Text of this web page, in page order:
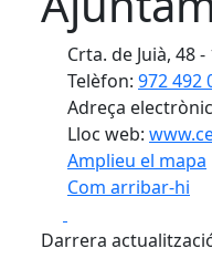
Crta. de Juià, 48
Telèfon: 972 492
Adreça
Lloc web:
Amplieu el mapa
Com arribar-hi
+
Darrera